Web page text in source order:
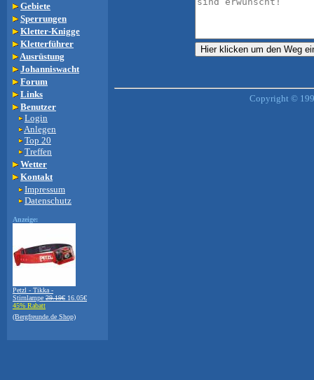
Gebiete
Sperrungen
Kletter-Knigge
Kletterführer
Ausrüstung
Johanniswacht
Forum
Links
Benutzer
Login
Anlegen
Top 20
Treffen
Wetter
Kontakt
Impressum
Datenschutz
Anzeige:
Petzl - Tikka -
Stirnlampe 29.19€ 16.05€
45% Rabatt
(Bergfreunde.de Shop)
Copyright ©